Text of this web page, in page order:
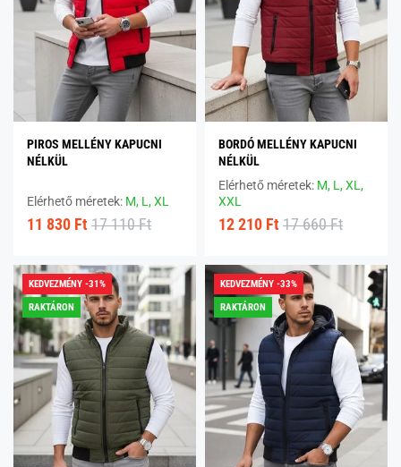
PIROS MELLÉNY KAPUCNI
NÉLKÜL
Elérhető méretek: M, L,XL
11 830 Ft 17 110 Ft
BORDÓ MELLÉNY KAPUCNI
NÉLKÜL
Elérhető méretek: M, L,XL,
XXL
12 210 Ft 17 660 Ft
KEDVEZMÉNY -31%
RAKTÁRON
KEDVEZMÉNY -33%
RAKTÁRON